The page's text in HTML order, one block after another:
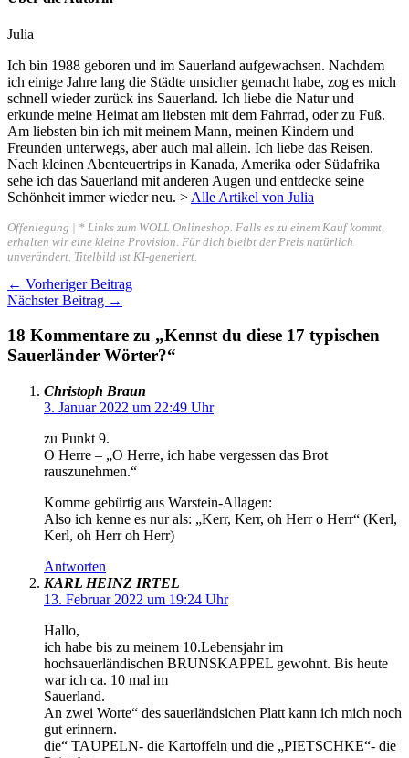
Julia
Ich bin 1988 geboren und im Sauerland aufgewachsen. Nachdem
ich einige Jahre lang die Städte unsicher gemacht habe, zog es mich
schnell wieder zurück ins Sauerland. Ich liebe die Natur und
erkunde meine Heimat am liebsten mit dem Fahrrad, oder zu Fuß.
Am liebsten bin ich mit meinem Mann, meinen Kindern und
Freunden unterwegs, aber auch mal allein. Ich liebe das Reisen.
Nach kleinen Abenteuertrips in Kanada, Amerika oder Südafrika
sehe ich das Sauerland mit anderen Augen und entdecke seine
Schönheit immer wieder neu. > Alle Artikel von Julia
Offenlegung | * Links zum WOLL Onlineshop. Falls es zu einem Kauf kommt,
erhalten wir eine kleine Provision. Für dich bleibt der Preis natürlich
unverändert. Titelbild ist KI-generiert.
← Vorheriger Beitrag
Nächster Beitrag →
18 Kommentare zu „Kennst du diese 17 typischen
Sauerländer Wörter?“
Christoph Braun
3. Januar 2022 um 22:49 Uhr
zu Punkt 9.
O Herre – „O Herre, ich habe vergessen das Brot
rauszunehmen.“
Komme gebürtig aus Warstein-Allagen:
Also ich kenne es nur als: „Kerr, Kerr, oh Herr o Herr“ (Kerl,
Kerl, oh Herr oh Herr)
Antworten
KARL HEINZ IRTEL
13. Februar 2022 um 19:24 Uhr
Hallo,
ich habe bis zu meinem 10.Lebensjahr im
hochsauerländischen BRUNSKAPPEL gewohnt. Bis heute
war ich ca. 10 mal im
Sauerland.
An zwei Worte“ des sauerländsichen Platt kann ich mich noch
gut erinnern.
die“ TAUPELN- die Kartoffeln und die „PIETSCHKE“- die